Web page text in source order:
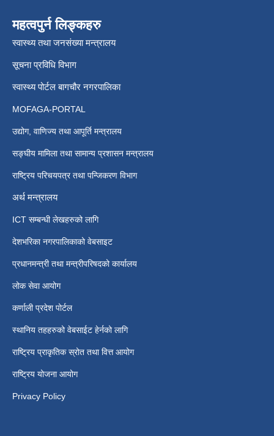
महत्वपुर्न लिङ्कहरु
स्वास्थ्य तथा जनसंख्या मन्त्रालय
सूचना प्रविधि विभाग
स्वास्थ्य पोर्टल बागचौर नगरपालिका
MOFAGA-PORTAL
उद्योग, वाणिज्य तथा आपूर्ति मन्त्रालय
सङ्घीय मामिला तथा सामान्य प्रशासन मन्त्रालय
राष्ट्रिय परिचयपत्र तथा पन्जिकरण विभाग
अर्थ मन्त्रालय
ICT सम्बन्धी लेखहरुको लागि
देशभरिका नगरपालिकाको वेबसाइट
प्रधानमन्त्री तथा मन्त्रीपरिषदको कार्यालय
लोक सेवा आयोग
कर्णाली प्रदेश पोर्टल
स्थानिय तहहरुको वेबसाईट हेर्नको लागि
राष्ट्रिय प्राकृतिक स्रोत तथा वित्त आयोग
राष्ट्रिय योजना आयोग
Privacy Policy